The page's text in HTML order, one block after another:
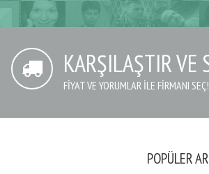
KARŞILAŞTIR VE
FIYAT VE YORUMLAR İLE FIRMANI SEÇ!
POPÜLER